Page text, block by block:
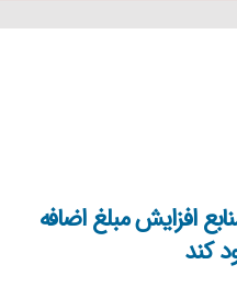
افزایش مبلغ اضافه
کند